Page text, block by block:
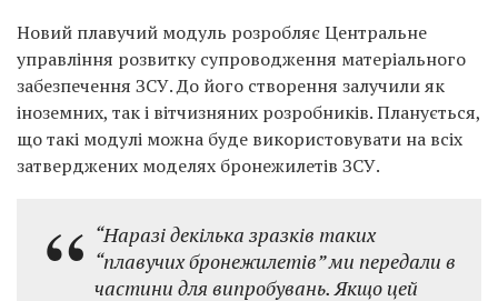
Новий плавучий модуль розробляє Центральне
управління розвитку супроводження матеріального
забезпечення ЗСУ. До його створення залучили як
іноземних, так і вітчизняних розробників. Планується,
що такі модулі можна буде використовувати на всіх
затверджених моделях бронежилетів ЗСУ.
“Наразі декілька зразків таких
“плавучих бронежилетів” ми передали в
частини для випробувань. Якщо цей